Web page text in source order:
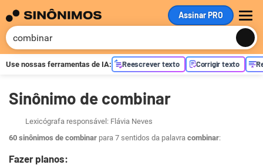
Assinar PRO
Use nossas ferramentas de IA: Reescrever texto Corrigir texto
Sinônimo de combinar
Lexicógrafa responsável: Flávia Neves
60 sinônimos de combinar para 7 sentidos da palavra combinar:
Fazer planos: